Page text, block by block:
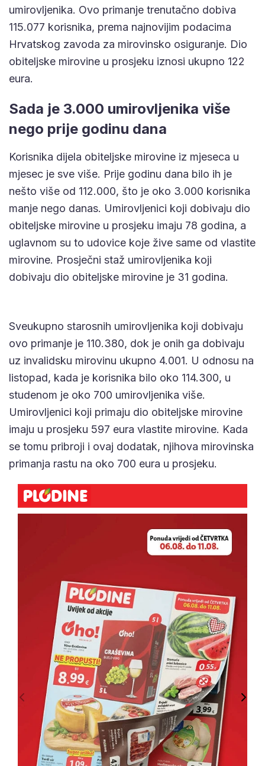
umirovljenika. Ovo primanje trenutačno dobiva
115.077 korisnika, prema najnovijim podacima
Hrvatskog zavoda za mirovinsko osiguranje. Dio
obiteljske mirovine u prosjeku iznosi ukupno 122
eura.
Sada je 3.000 umirovljenika više
nego prije godinu dana
Korisnika dijela obiteljske mirovine iz mjeseca u
mjesec je sve više. Prije godinu dana bilo ih je
nešto više od 112.000, što je oko 3.000 korisnika
manje nego danas. Umirovljenici koji dobivaju dio
obiteljske mirovine u prosjeku imaju 78 godina, a
uglavnom su to udovice koje žive same od vlastite
mirovine. Prosječni staž umirovljenika koji
dobivaju dio obiteljske mirovine je 31 godina.
Sveukupno starosnih umirovljenika koji dobivaju
ovo primanje je 110.380, dok je onih ga dobivaju
uz invalidsku mirovinu ukupno 4.001. U odnosu na
listopad, kada je korisnika bilo oko 114.300, u
studenom je oko 700 umirovljenika više.
Umirovljenici koji primaju dio obiteljske mirovine
imaju u prosjeku 597 eura vlastite mirovine. Kada
se tomu pribroji i ovaj dodatak, njihova mirovinska
primanja rastu na oko 700 eura u prosjeku.